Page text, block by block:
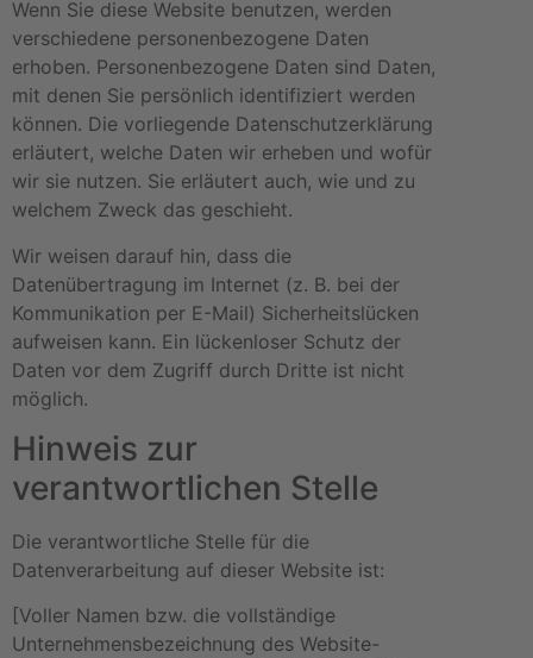
Wenn Sie diese Website benutzen, werden
verschiedene personenbezogene Daten
erhoben. Personenbezogene Daten sind Daten,
mit denen Sie persönlich identifiziert werden
können. Die vorliegende Datenschutzerklärung
erläutert, welche Daten wir erheben und wofür
wir sie nutzen. Sie erläutert auch, wie und zu
welchem Zweck das geschieht.
Wir weisen darauf hin, dass die
Datenübertragung im Internet (z. B. bei der
Kommunikation per E-Mail) Sicherheitslücken
aufweisen kann. Ein lückenloser Schutz der
Daten vor dem Zugriff durch Dritte ist nicht
möglich.
Hinweis zur
verantwortlichen Stelle
Die verantwortliche Stelle für die
Datenverarbeitung auf dieser Website ist:
[Voller Namen bzw. die vollständige
Unternehmensbezeichnung des Website-